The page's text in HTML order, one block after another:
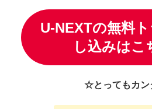
U-NEXTの無料
し込みはこ
☆とってもカ